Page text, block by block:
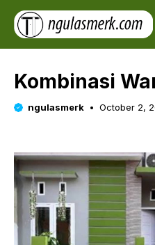
Skip
content
Kombinasi
ngulasmerk October 2,